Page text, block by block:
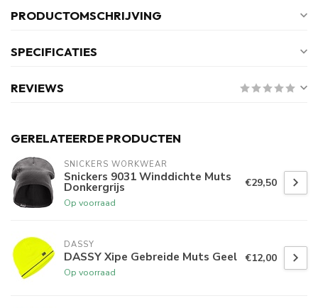
PRODUCTOMSCHRIJVING
SPECIFICATIES
REVIEWS
GERELATEERDE PRODUCTEN
SNICKERS WORKWEAR
Snickers 9031 Winddichte Muts
Donkergrijs
Op voorraad
€29,50
DASSY
DASSY Xipe Gebreide Muts Geel
Op voorraad
€12,00